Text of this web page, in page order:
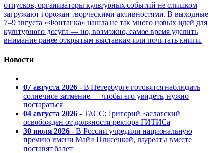
отпусков, организаторы культурных событий не слишком
загружают горожан творческими активностями. В выходные
7–9 августа «Фонтанка» нашла не так много новых идей для
культурного досуга — но, возможно, самое время уделить
внимание ранее открытым выставкам или почитать книги.
Новости
07 августа 2026 - В Петербурге готовятся наблюдать
солнечное затмение — чтобы его увидеть, нужно
постараться
04 августа 2026 - ТАСС: Григорий Заславский
освобожден от должности ректора ГИТИСа
30 июля 2026 - В России учредили национальную
премию имени Майи Плисецкой, лауреаты вместе
поставят балет